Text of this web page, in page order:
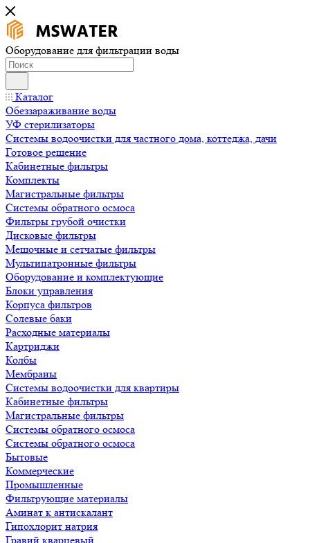
Оборудование для фильтрации воды
Каталог
Обеззараживание воды
УФ стерилизаторы
Системы водоочистки для частного дома, коттеджа, дачи
Готовое решение
Кабинетные фильтры
Комплекты
Магистральные фильтры
Системы обратного осмоса
Фильтры грубой очистки
Дисковые фильтры
Мешочные и сетчатые фильтры
Мультипатронные фильтры
Оборудование и комплектующие
Блоки управления
Корпуса фильтров
Солевые баки
Расходные материалы
Картриджи
Колбы
Мембраны
Системы водоочистки для квартиры
Кабинетные фильтры
Магистральные фильтры
Системы обратного осмоса
Системы обратного осмоса
Бытовые
Коммерческие
Промышленные
Фильтрующие материалы
Аминат к антискалант
Гипохлорит натрия
Гравий кварцевый